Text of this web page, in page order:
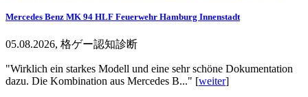
Mercedes Benz MK 94 HLF Feuerwehr Hamburg Innenstadt
05.08.2026, 格ゲー認知診断
"Wirklich ein starkes Modell und eine sehr schöne Dokumentation
dazu. Die Kombination aus Mercedes B..." [weiter]